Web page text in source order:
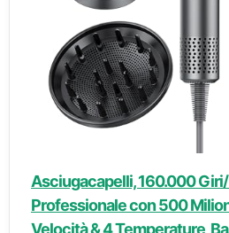
Asciugacapelli, 160.000
Professionale con 500